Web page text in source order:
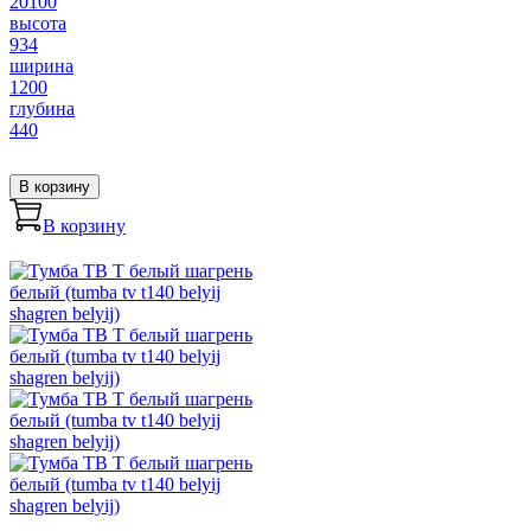
высота
934
ширина
1200
глубина
440
В корзину
В корзину